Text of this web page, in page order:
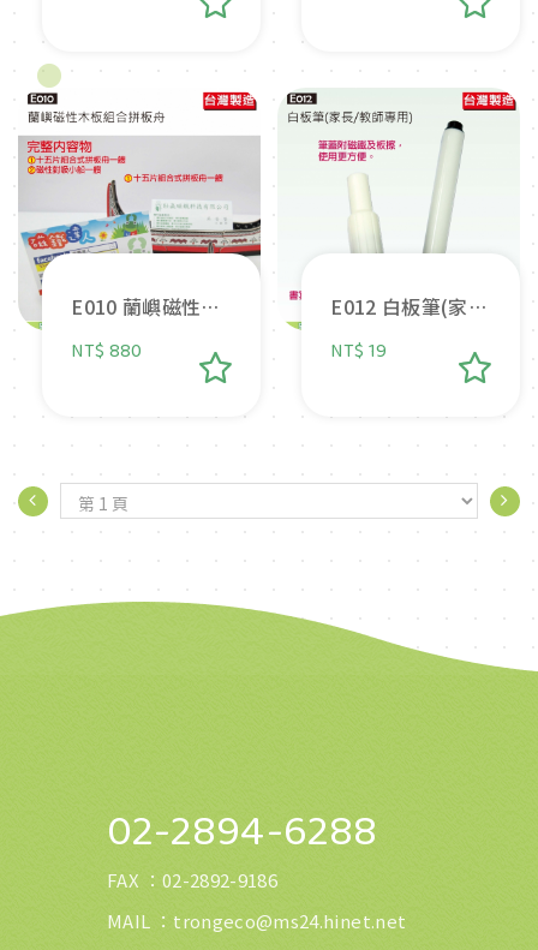
E010 蘭嶼磁性木
板組合拼板舟
NT$ 880
E012 白板筆(家
長/教師專用)
NT$ 19
02-2894-6288
FAX ： 02-2892-9186
MAIL ： trongeco@ms24.hinet.net